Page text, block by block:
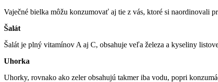
Vaječné bielka môžu konzumovať aj tie z vás, ktoré si naordinovali
Šalát
Šalát je plný vitamínov A aj C, obsahuje veľa železa a kyseliny
Uhorka
Uhorky, rovnako ako zeler obsahujú takmer iba vodu, popri